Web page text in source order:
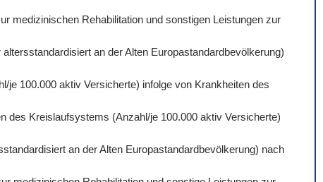
medizinischen Rehabilitation und sonstigen Leistungen zur
an der Alten Europastandardbevölkerung)
je 100.000 aktiv Versicherte) infolge von Krankheiten des
des Kreislaufsystems (Anzahl/je 100.000 aktiv Versicherte)
an der Alten Europastandardbevölkerung) nach